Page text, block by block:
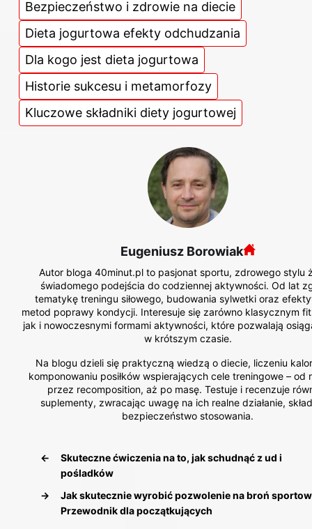
Bezpieczeństwo i zdrowie na diecie
Dieta jogurtowa efekty odchudzania
Dla kogo jest dieta jogurtowa
Historie sukcesu i metamorfozy
Kluczowe składniki diety jogurtowej
Eugeniusz Borowiak
Autor bloga 40minut.pl to pasjonat sportu, zdrowego stylu
świadomego podejścia do codziennej aktywności. Od lat
tematykę treningu siłowego, budowania sylwetki oraz
metod poprawy kondycji. Interesuje się zarówno klasycznym
jak i nowoczesnymi formami aktywności, które pozwalają
w krótszym czasie.
Na blogu dzieli się praktyczną wiedzą o diecie, liczeniu
komponowaniu posiłków wspierających cele treningowe – od
przez recomposition, aż po masę. Testuje i recenzuje
suplementy, zwracając uwagę na ich realne działanie,
bezpieczeństwo stosowania.
←
Skuteczne ćwiczenia na to, jak schudnąć z ud i
pośladków
→
Jak skutecznie wyrobić pozwolenie na broń
Przewodnik dla początkujących